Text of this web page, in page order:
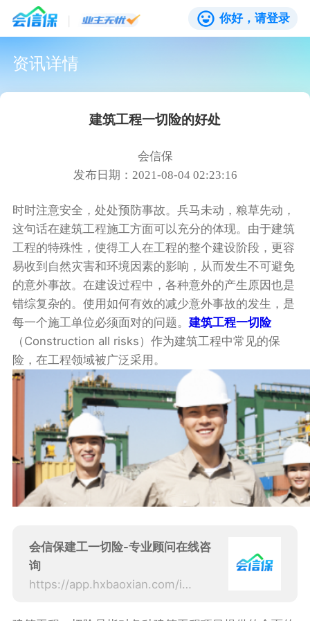
你好，请登录
资讯详情
建筑工程一切险的好处
会信保
发布日期：2021-08-04 02:23:16
时时注意安全，处处预防事故。兵马未动，粮草先动，
这句话在建筑工程施工方面可以充分的体现。由于建筑
工程的特殊性，使得工人在工程的整个建设阶段，更容
易收到自然灾害和环境因素的影响，从而发生不可避免
的意外事故。在建设过程中，各种意外的产生原因也是
错综复杂的。使用如何有效的减少意外事故的发生，是
每一个施工单位必须面对的问题。 建筑工程一切险
（Construction all risks）作为建筑工程中常见的保
险，在工程领域被广泛采用。
会信保建工一切险-专业顾问在线咨
询
https://app.hxbaoxian.com/insurance?p=1&l=20&t=5&c=0&sourceType=web